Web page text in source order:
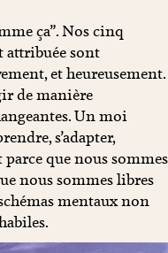
ça”. Nos cinq
attribuée sont
et heureusement.
de manière
Un moi
s’adapter,
parce que nous sommes
nous sommes libres
mentaux non